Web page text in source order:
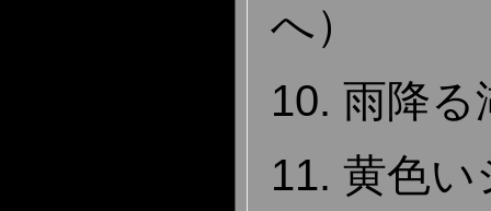
へ）
10. 雨降る
11. 黄色い